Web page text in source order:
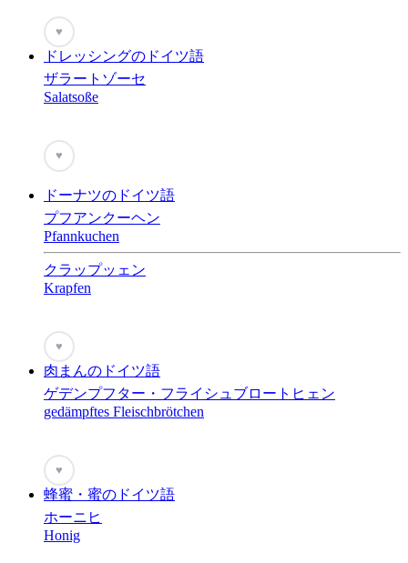
♥
ドレッシングのドイツ語
ザラートゾーセ
Salatsoße
♥
ドーナツのドイツ語
プフアンクーヘン
Pfannkuchen
クラップッェン
Krapfen
♥
肉まんのドイツ語
ゲデンプフター・フライシュブロートヒェン
gedämpftes Fleischbrötchen
♥
蜂蜜・蜜のドイツ語
ホーニヒ
Honig